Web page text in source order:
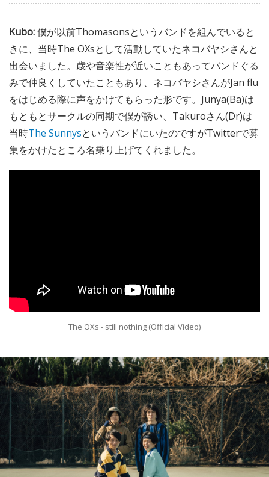
Kubo:僕が以前Thomasonsというバンドを組んでいると
きに、当時The OXsとして活動していたネコバヤシさんと
出会いました。歳や音楽性が近いこともあってバンドぐる
みで仲良くしていたこともあり、ネコバヤシさんがJan flu
をはじめる際に声をかけてもらった形です。Junya(Ba)は
もともとサークルの同期で僕が誘い、Takuroさん(Dr)は
当時The SunnysというバンドにいたのですがTwitterで募
集をかけたところ名乗り上げてくれました。
The OXs - still nothing (Official Video)